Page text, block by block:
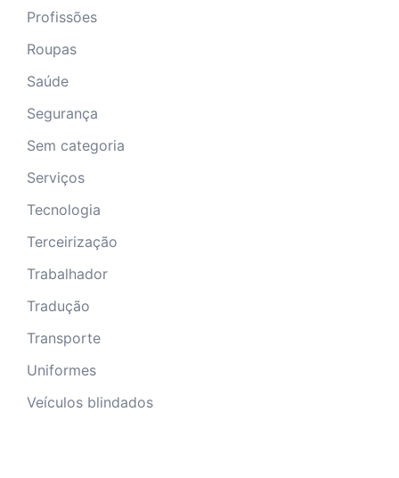
Profissões
Roupas
Saúde
Segurança
Sem categoria
Serviços
Tecnologia
Terceirização
Trabalhador
Tradução
Transporte
Uniformes
Veículos blindados